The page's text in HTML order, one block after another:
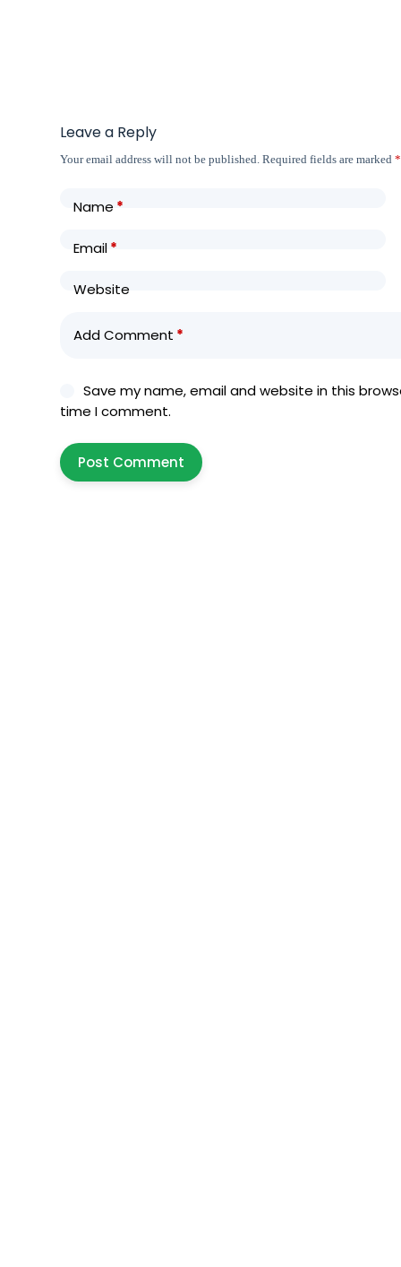
Leave a Reply
Your email address will not be published. Required fields are marked*
Name*
Email*
Website
Add Comment *
Save my name, email and website in this
time I comment.
Post Comment